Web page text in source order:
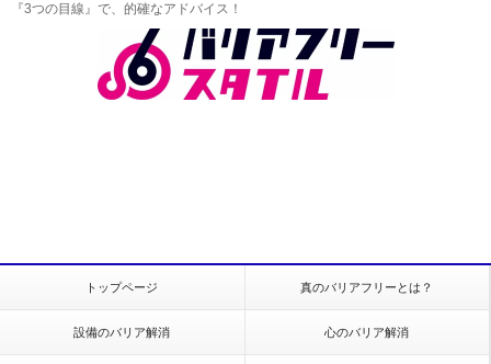
『3つの目線』で、的確なアドバイス！
トップページ 真のバリアフリーとは？
設備のバリア解消 心のバリア解消